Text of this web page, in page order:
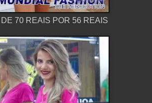
70 REAIS POR 56 REAIS